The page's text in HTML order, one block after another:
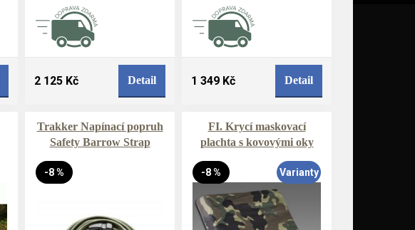
2 125 Kč Detail 1 349 Kč Detail
Trakker Napínací popruh
Safety Barrow Strap
-8 %
FI. Krycí maskovací
plachta s kovovými oky
-8 % Varianty